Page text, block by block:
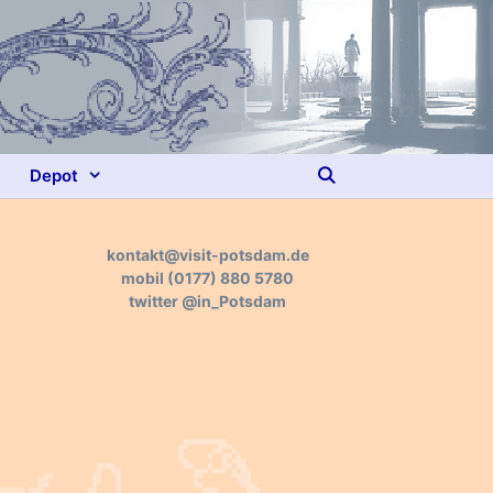
Depot
kontakt@visit-potsdam.de
mobil (0177) 880 5780
twitter @in_Potsdam